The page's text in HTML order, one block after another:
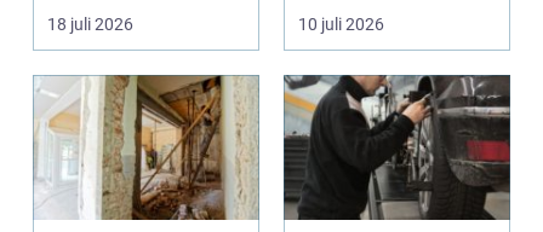
fler vill sän...
18 juli 2026
om det handlar om en
10 juli 2026